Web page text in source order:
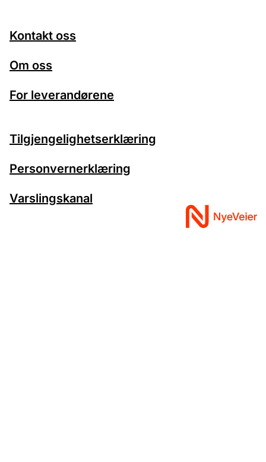
Kontakt oss
Om oss
For leverandørene
Tilgjengelighetserklæring
Personvernerklæring
Varslingskanal